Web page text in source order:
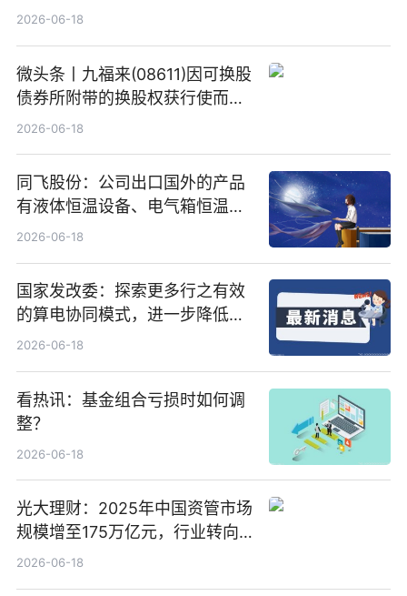
2026-06-18
微头条丨九福来(08611)因可换股
债券所附带的换股权获行使而发
行5200万股
2026-06-18
同飞股份：公司出口国外的产品
有液体恒温设备、电气箱恒温装
置、纯水冷却单元和特种换热器
2026-06-18
国家发改委：探索更多行之有效
的算电协同模式，进一步降低网
络传输时延_最资讯
2026-06-18
看热讯：基金组合亏损时如何调
整？
2026-06-18
光大理财：2025年中国资管市场
规模增至175万亿元，行业转向
“量质并重”
2026-06-18